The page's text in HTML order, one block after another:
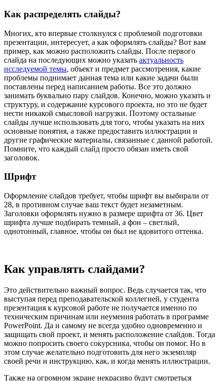
Как распределять слайды?
Многих, кто впервые столкнулся с проблемой подготовки
презентации, интересует, а как оформлять слайды? Вот вам
пример, как можно расположить слайды. После первого
слайда на последующих можно указать актуальность
исследуемой темы, объект и предмет рассмотрения, какие
проблемы поднимает данная тема или какие задачи были
поставлены перед написанием работы. Все это должно
занимать буквально пару слайдов. Конечно, можно указать и
структуру, и содержание курсового проекта, но это не будет
нести никакой смысловой нагрузки. Поэтому остальные
слайды лучше использовать для того, чтобы указать на них
основные понятия, а также предоставить иллюстрации и
другие графические материалы, связанные с данной работой.
Помните, что каждый слайд просто обязан иметь свой
заголовок.
Шрифт
Оформление слайдов требует, чтобы шрифт вы выбирали от
28, в противном случае ваш текст будет незаметным.
Заголовки оформлять нужно в размере шрифта от 36. Цвет
шрифта лучше подбирать темный, а фон – светлый,
однотонный, главное, чтобы он был не ядовитого оттенка.
Как управлять слайдами?
Это действительно важный вопрос. Ведь случается так, что
выступая перед преподавательской коллегией, у студента
презентация к курсовой работе не получается именно по
техническим причинам или неумения работать в программе
PowerPoint. Да и самому не всегда удобно одновременно и
защищать свой проект, и менять расположение слайдов. Тогда
можно попросить своего сокурсника, чтобы он помог. Но в
этом случае желательно подготовить для него экземпляр
своей речи и инструкцию, как, и когда менять иллюстрации.
Также на огромном экране некрасиво будут смотреться